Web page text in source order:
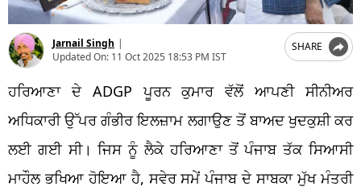
Jarnail Singh |
Updated On: 11 Oct 2025 18:53 PM IST
SHARE
ਹਰਿਆਣਾ ਦੇ ADGP ਪੂਰਨ ਕੁਮਾਰ ਵੱਲੋਂ ਆਪਣੀ ਸੀਨੀਅਰ
ਅਧਿਕਾਰੀ ਉੱਪਰ ਗੰਭੀਰ ਇਲਜ਼ਾਮ ਲਗਾਉਣ ਤੋਂ ਬਾਅਦ ਖੁਦਕੁਸ਼ੀ ਕਰ
ਲਈ ਗਈ ਸੀ। ਜਿਸ ਨੂੰ ਲੈਕੇ ਹਰਿਆਣਾ ਤੋਂ ਪੰਜਾਬ ਤੱਕ ਸਿਆਸੀ
ਮਾਹੌਲ ਭਖਿਆ ਹੋਇਆ ਹੈ, ਸਵੇਰ ਸਮੇਂ ਪੰਜਾਬ ਦੇ ਸਾਬਕਾ ਮੁੱਖ ਮੰਤਰੀ